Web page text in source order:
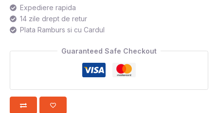
Expediere rapida
14 zile drept de retur
Plata Ramburs si cu Cardul
Guaranteed Safe Checkout